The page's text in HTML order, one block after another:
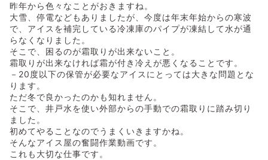
昨年から色々なことがおきますね。
大雪、停電などもありましたが、今度は年末年始からの寒波
で、アイスを補完している冷凍庫のパイプが凍結して水が通
らなくなりました。
そこで、困るのが霜取りが出来ないこと。
霜取りが出来なければ霜が付き冷えが悪くなることです。
－20度以下の保管が必要なアイスにとっては大きな問題とな
ります。
ただ冬で良かったのかも知れません。
そこで、井戸水を使い外部からの手動での霜取りに踏み切り
ました。
初めてやることなのでうまくいきますかね。
そんなアイス屋の奮闘作業動画です。
これも大切な仕事です。